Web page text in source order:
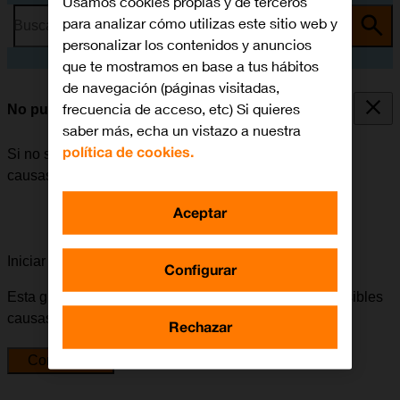
Busca por problema o tema
No puedo encender mi móvil
Si no se puede encender el móvil, puede haber varias
causas posibles al problema.
Iniciar la guía para solucionar tu problema
Esta guía te va a conducir a través de una serie de posibles
causas y soluciones al problema.
Comenzar
para analizar cómo utilizas este sitio web y
personalizar los contenidos y anuncios
que te mostramos en base a tus hábitos
de navegación (páginas visitadas,
frecuencia de acceso, etc) Si quieres
saber más, echa un vistazo a nuestra
política de cookies.
Configurar
Rechazar
Aceptar